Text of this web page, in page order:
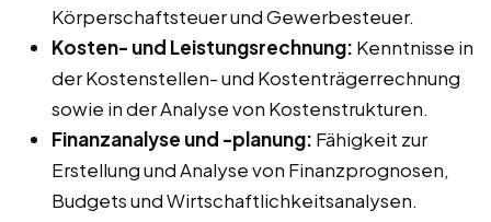
Körperschaftsteuer und Gewerbesteuer.
Kosten- und Leistungsrechnung: Kenntnisse in
der Kostenstellen- und Kostenträgerrechnung
sowie in der Analyse von Kostenstrukturen.
Finanzanalyse und -planung: Fähigkeit zur
Erstellung und Analyse von Finanzprognosen,
Budgets und Wirtschaftlichkeitsanalysen.